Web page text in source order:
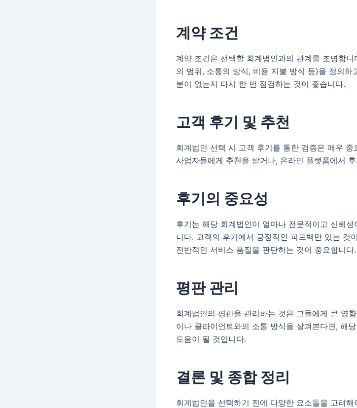
계약 조건
계약 조건은 선택할 회계법인과의 관계를 조명합
의 범위, 소통의 방식, 비용 지불 방식 등)을 정의
분이 없는지 다시 한 번 점검하는 것이 좋습니다.
고객 후기 및 추천
회계법인 선택 시 고객 후기를 통한 검증은 매우
사업자들에게 추천을 받거나, 온라인 플랫폼에서
후기의 중요성
후기는 해당 회계법인이 얼마나 전문적이고 신뢰
니다. 고객의 후기에서 긍정적인 피드백만 있는 것
전반적인 서비스 품질을 판단하는 것이 중요합니다.
평판 관리
회계법인의 평판을 관리하는 것은 그들에게 큰 영
이나 클라이언트와의 소통 방식을 살펴본다면, 해
도움이 될 것입니다.
결론 및 종합 정리
회계법인을 선택하기 전에 다양한 요소들을 고려